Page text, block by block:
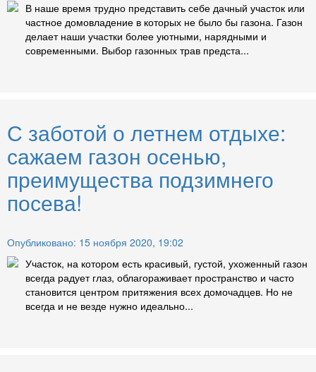
В наше время трудно представить себе дачный участок или
частное домовладение в которых не было бы газона. Газон
делает наши участки более уютными, нарядными и
современными. Выбор газонных трав предста...
С заботой о летнем отдыхе:
сажаем газон осенью,
преимущества подзимнего
посева!
Опубликовано: 15 ноября 2020, 19:02
Участок, на котором есть красивый, густой, ухоженный газон
всегда радует глаз, облагораживает пространство и часто
становится центром притяжения всех домочадцев. Но не
всегда и не везде нужно идеально...